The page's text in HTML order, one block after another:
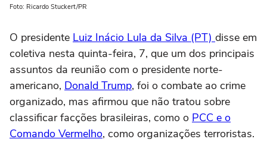
Foto: Ricardo Stuckert/PR
O presidente Luiz Inácio Lula da Silva (PT) disse em
coletiva nesta quinta-feira, 7, que um dos principais
assuntos da reunião com o presidente norte-
americano, Donald Trump, foi o combate ao crime
organizado, mas afirmou que não tratou sobre
classificar facções brasileiras, como o PCC e o
Comando Vermelho, como organizações terroristas.